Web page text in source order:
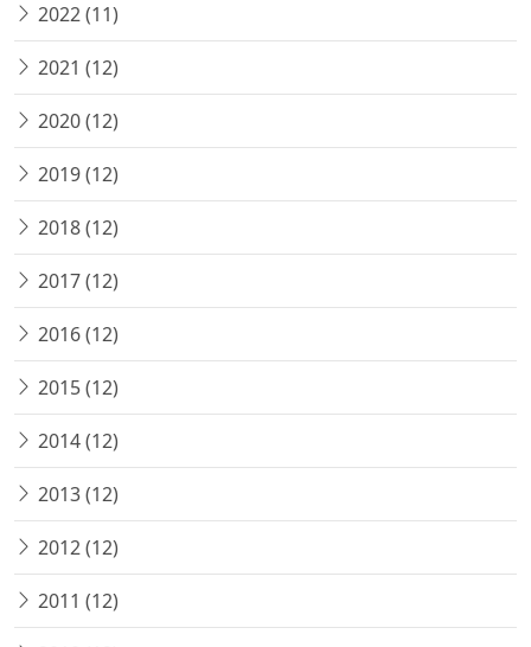
2022 (11)
2021 (12)
2020 (12)
2019 (12)
2018 (12)
2017 (12)
2016 (12)
2015 (12)
2014 (12)
2013 (12)
2012 (12)
2011 (12)